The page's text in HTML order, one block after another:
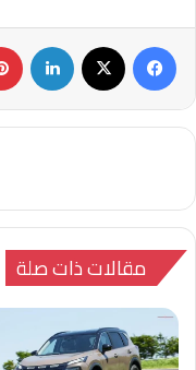
فيسبوك ‫X لينكدإن بينتيريست
مقالات ذات صلة